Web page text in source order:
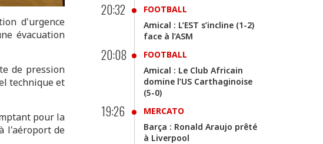
d'urgence
évacuation
de pression
technique et
pour la
l'aéroport de
20:32
FOOTBALL
Amical : L’EST s’incline (1-2)
face à l’ASM
20:08
FOOTBALL
Amical : Le Club Africain
domine l’US Carthaginoise
(5-0)
19:26
MERCATO
Barça : Ronald Araujo prêté
à Liverpool